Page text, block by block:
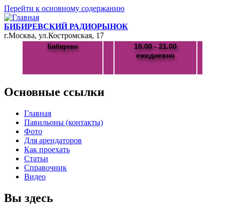
Перейти к основному содержанию
БИБИРЕВСКИЙ РАДИОРЫНОК
г.Москва, ул.Костромская, 17
Бибирево
10.00 - 21.00
ежедневно
Основные ссылки
Главная
Павильоны (контакты)
Фото
Для арендаторов
Как проехать
Статьи
Справочник
Видео
Вы здесь